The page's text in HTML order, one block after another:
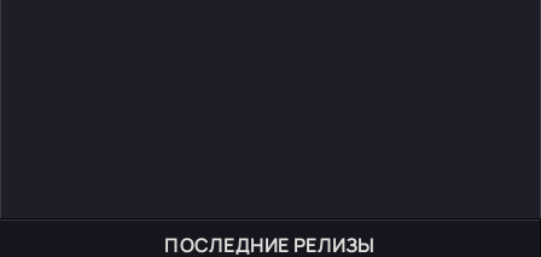
ПОСЛЕДНИЕ РЕЛИЗЫ